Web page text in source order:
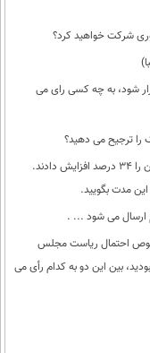
شرکت خواهید کرد؟
شود، به چه کسی رای می
را ترجیح می دهید؟
دی سال گذشته، با وعده افزایش سرعت اینترنت، قیمت آن را 34 درصد افزایش دادند.
مدت بگویید.
ارسال می شود ... .
خصوص احتمال ریاست مجلس
بین این دو به کدام رأی می